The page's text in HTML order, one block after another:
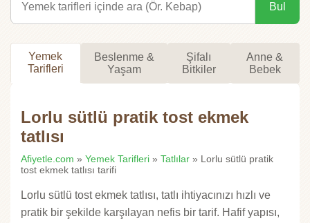
Bul
Yemek
Tarifleri
Beslenme &
Yaşam
Şifalı
Bitkiler
Anne &
Bebek
Lorlu sütlü pratik tost ekmek
tatlısı
Afiyetle.com » Yemek Tarifleri » Tatlılar » Lorlu sütlü pratik
tost ekmek tatlısı tarifi
Lorlu sütlü tost ekmek tatlısı, tatlı ihtiyacınızı hızlı ve
pratik bir şekilde karşılayan nefis bir tarif. Hafif yapısı,